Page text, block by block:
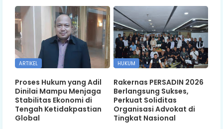
ARTIKEL
Proses Hukum yang Adil
Dinilai Mampu Menjaga
Stabilitas Ekonomi di
Tengah Ketidakpastian
Global
HUKUM
Rakernas PERSADIN 2026
Berlangsung Sukses,
Perkuat Soliditas
Organisasi Advokat di
Tingkat Nasional